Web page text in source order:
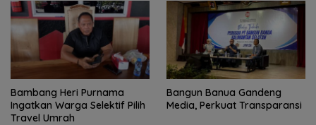
Bambang Heri Purnama
Ingatkan Warga Selektif Pilih
Travel Umrah
Bangun Banua Gandeng
Media, Perkuat Transparansi